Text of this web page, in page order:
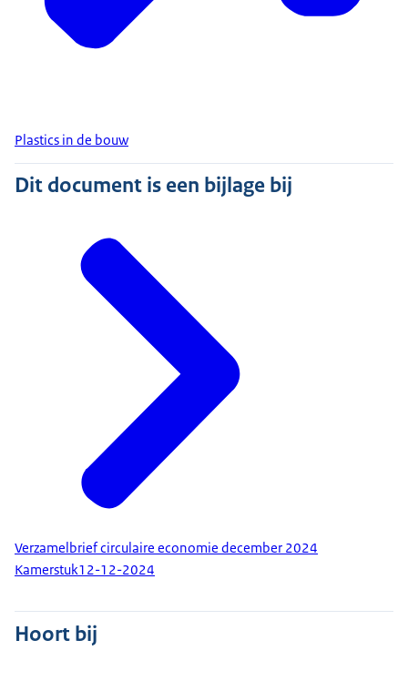
Plastics in de bouw
Dit document is een bijlage bij
Verzamelbrief circulaire economie december 2024
Kamerstuk12-12-2024
Hoort bij